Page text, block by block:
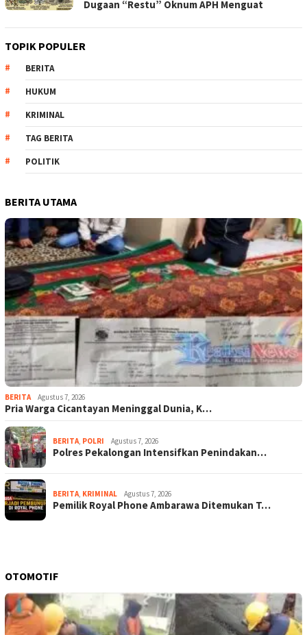
Dugaan “Restu” Oknum APH Menguat
TOPIK POPULER
BERITA
HUKUM
KRIMINAL
TAG BERITA
POLITIK
BERITA UTAMA
BERITA Agustus 7, 2026
Pria Warga Cicantayan Meninggal Dunia, K…
BERITA, POLRI Agustus 7, 2026
Polres Pekalongan Intensifkan Penindakan…
BERITA, KRIMINAL Agustus 7, 2026
Pemilik Royal Phone Ambarawa Ditemukan T…
OTOMOTIF